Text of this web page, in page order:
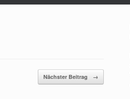
Nächster Beitrag →